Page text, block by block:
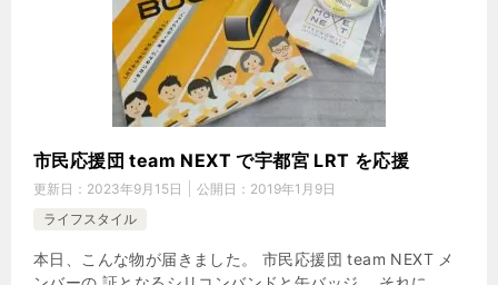
市民応援団 team NEXT で宇都宮 LRT を応援
更新日： 2023年9月15日 公開日： 2019年1月9日
ライフスタイル
本日、こんな物が届きました。 市民応援団 team NEXT メ